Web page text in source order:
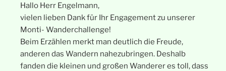
Hallo Herr Engelmann,
vielen lieben Dank für Ihr Engagement zu unserer
Monti- Wanderchallenge!
Beim Erzählen merkt man deutlich die Freude,
anderen das Wandern nahezubringen. Deshalb
fanden die kleinen und großen Wanderer es toll, dass